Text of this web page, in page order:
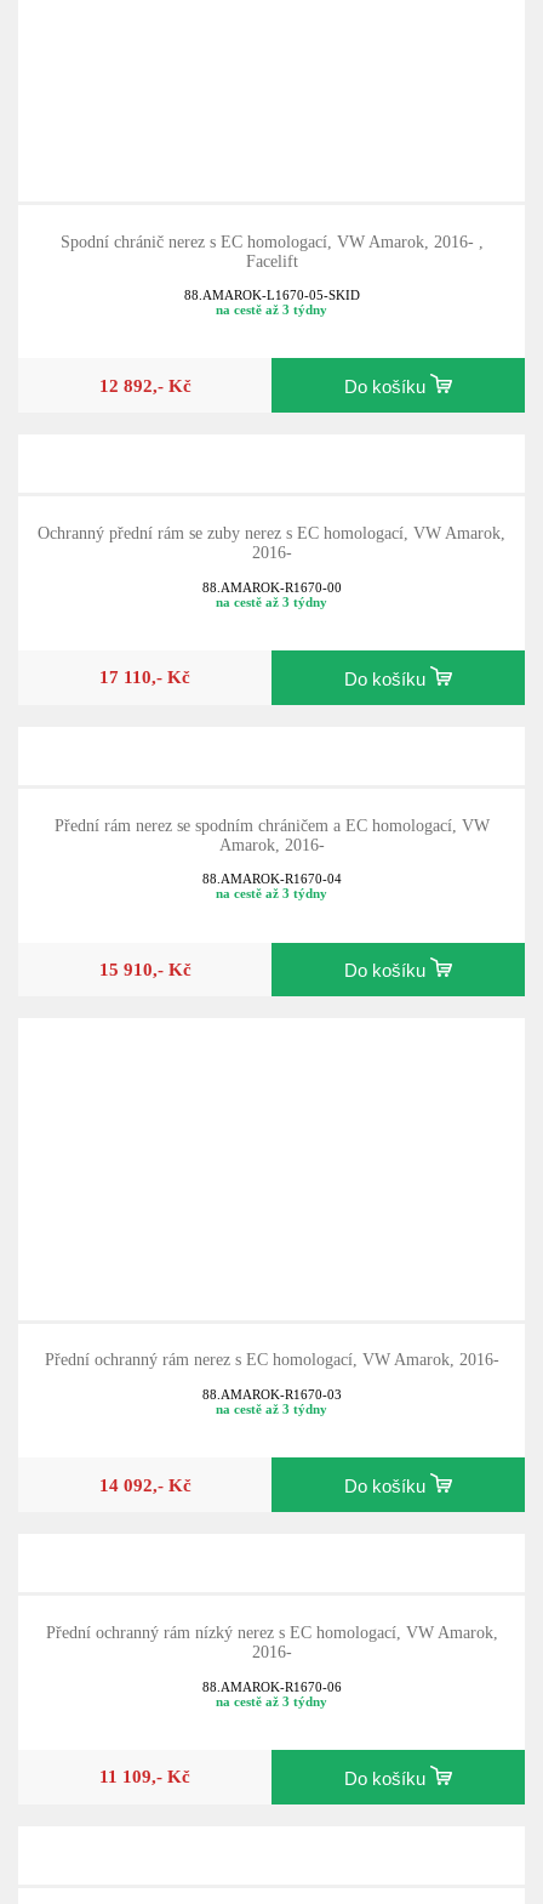
Spodní chránič nerez s EC homologací, VW Amarok, 2016- ,
Facelift
88.AMAROK-L1670-05-SKID
na cestě až 3 týdny
12 892,- Kč Do košíku
Ochranný přední rám se zuby nerez s EC homologací, VW Amarok,
2016-
88.AMAROK-R1670-00
na cestě až 3 týdny
17 110,- Kč Do košíku
Přední rám nerez se spodním chráničem a EC homologací, VW
Amarok, 2016-
88.AMAROK-R1670-04
na cestě až 3 týdny
15 910,- Kč Do košíku
Přední ochranný rám nerez s EC homologací, VW Amarok, 2016-
88.AMAROK-R1670-03
na cestě až 3 týdny
14 092,- Kč Do košíku
Přední ochranný rám nízký nerez s EC homologací, VW Amarok,
2016-
88.AMAROK-R1670-06
na cestě až 3 týdny
11 109,- Kč Do košíku